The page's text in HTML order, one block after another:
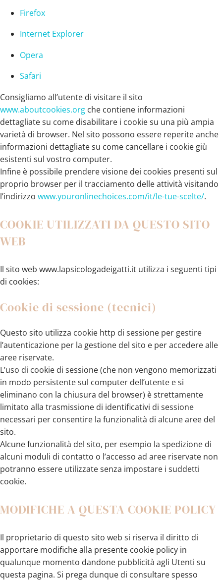
Firefox
Internet Explorer
Opera
Safari
Consigliamo all’utente di visitare il sito
www.aboutcookies.org che contiene informazioni
dettagliate su come disabilitare i cookie su una più ampia
varietà di browser. Nel sito possono essere reperite anche
informazioni dettagliate su come cancellare i cookie giù
esistenti sul vostro computer.
Infine è possibile prendere visione dei cookies presenti sul
proprio browser per il tracciamento delle attività visitando
l’indirizzo www.youronlinechoices.com/it/le-tue-scelte/.
COOKIE UTILIZZATI DA QUESTO SITO
WEB
Il sito web www.lapsicologadeigatti.it utilizza i seguenti tipi
di cookies:
Cookie di sessione (tecnici)
Questo sito utilizza cookie http di sessione per gestire
l’autenticazione per la gestione del sito e per accedere alle
aree riservate.
L’uso di cookie di sessione (che non vengono memorizzati
in modo persistente sul computer dell’utente e si
eliminano con la chiusura del browser) è strettamente
limitato alla trasmissione di identificativi di sessione
necessari per consentire la funzionalità di alcune aree del
sito.
Alcune funzionalità del sito, per esempio la spedizione di
alcuni moduli di contatto o l’accesso ad aree riservate non
potranno essere utilizzate senza impostare i suddetti
cookie.
MODIFICHE A QUESTA COOKIE POLICY
Il proprietario di questo sito web si riserva il diritto di
apportare modifiche alla presente cookie policy in
qualunque momento dandone pubblicità agli Utenti su
questa pagina. Si prega dunque di consultare spesso